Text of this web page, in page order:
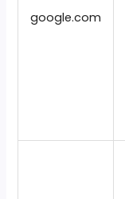
google.com